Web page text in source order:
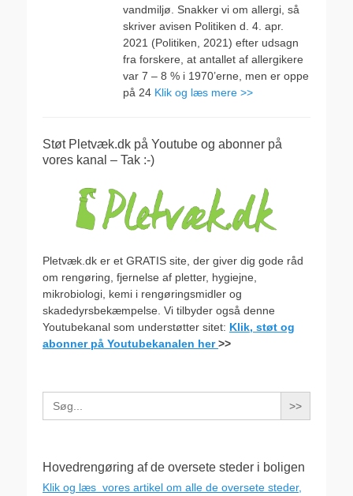
vandmiljø. Snakker vi om allergi, så
skriver avisen Politiken d. 4. apr.
2021 (Politiken, 2021) efter udsagn
fra forskere, at antallet af allergikere
var 7 – 8 % i 1970’erne, men er oppe
på 24 Klik og læs mere >>
Støt Pletvæk.dk på Youtube og abonner på
vores kanal – Tak :-)
Pletvæk.dk er et GRATIS site, der giver dig gode råd
om rengøring, fjernelse af pletter, hygiejne,
mikrobiologi, kemi i rengøringsmidler og
skadedyrsbekæmpelse. Vi tilbyder også denne
Youtubekanal som understøtter sitet: Klik, støt og
abonner på Youtubekanalen her>>
Search
for:
Hovedrengøring af de oversete steder i boligen
Klik og læs vores artikel om alle de oversete steder,